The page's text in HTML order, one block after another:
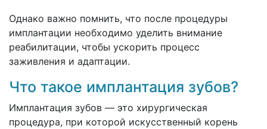
Однако важно помнить, что после процедуры
имплантации необходимо уделить внимание
реабилитации, чтобы ускорить процесс
заживления и адаптации.
Что такое имплантация зубов?
Имплантация зубов — это хирургическая
процедура, при которой искусственный корень